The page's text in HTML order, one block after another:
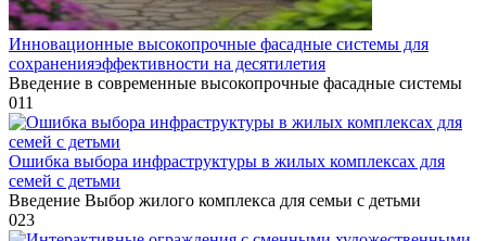
Инновационные высокопрочные фасадные системы для
сохраненияэффективности на десятилетия
Введение в современные высокопрочные фасадные системы
011
Ошибка выбора инфраструктуры в жилых комплексах для
семей с детьми
Введение Выбор жилого комплекса для семьи с детьми
023